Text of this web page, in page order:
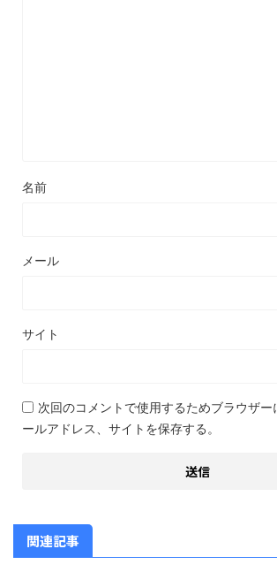
名前
メール
サイト
次回のコメントで使用するためブラウザー
ールアドレス、サイトを保存する。
関連記事